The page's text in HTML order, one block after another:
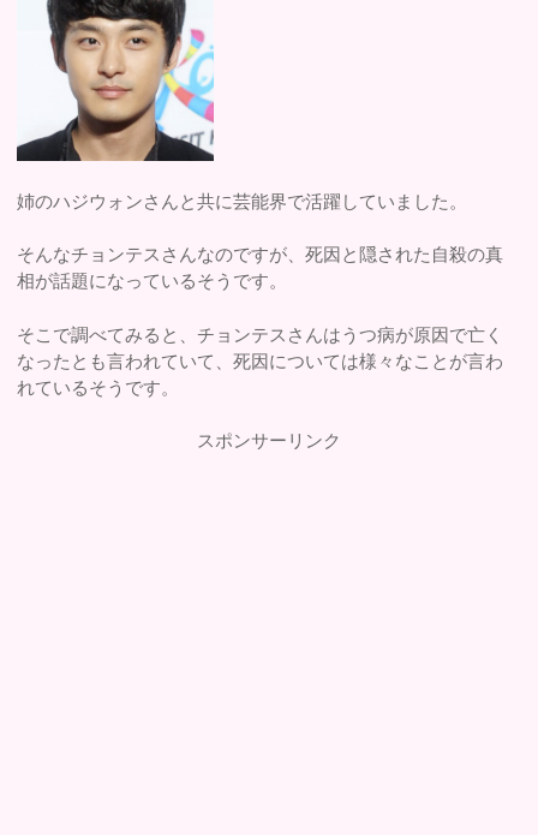
姉のハジウォンさんと共に芸能界で活躍していました。
そんなチョンテスさんなのですが、死因と隠された自殺の真
相が話題になっているそうです。
そこで調べてみると、チョンテスさんはうつ病が原因で亡く
なったとも言われていて、死因については様々なことが言わ
れているそうです。
スポンサーリンク